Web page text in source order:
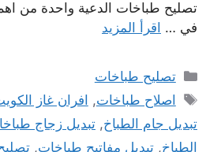
تصليح طباخات الدعية واحدة من
في … اقرأ المزيد
التصنيفات
تصليح طباخات
الوسوم
اصلاح طباخات, افران غاز
تبديل جام الطباخ, تبديل زجاج
الطباخ, تبديل مفاتيح طباخات,